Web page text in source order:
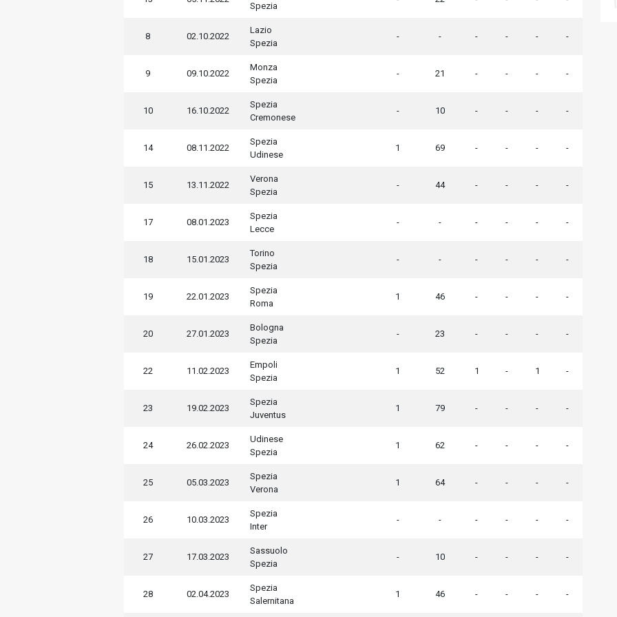
Spezia
8 02.10.2022
Lazio
Spezia
- - - - - -
9 09.10.2022
Monza
Spezia
- 21 - - - -
10 16.10.2022
Spezia
Cremonese
- 10 - - - -
14 08.11.2022
Spezia
Udinese
1 69 - - - -
15 13.11.2022
Verona
Spezia
- 44 - - - -
17 08.01.2023
Spezia
Lecce
- - - - - -
18 15.01.2023
Torino
Spezia
- - - - - -
19 22.01.2023
Spezia
Roma
1 46 - - - -
20 27.01.2023
Bologna
Spezia
- 23 - - - -
22 11.02.2023
Empoli
Spezia
1 52 1 - 1 -
23 19.02.2023
Spezia
Juventus
1 79 - - - -
24 26.02.2023
Udinese
Spezia
1 62 - - - -
25 05.03.2023
Spezia
Verona
1 64 - - - -
26 10.03.2023
Spezia
Inter
- - - - - -
27 17.03.2023
Sassuolo
Spezia
- 10 - - - -
28 02.04.2023
Spezia
Salernitana
1 46 - - - -